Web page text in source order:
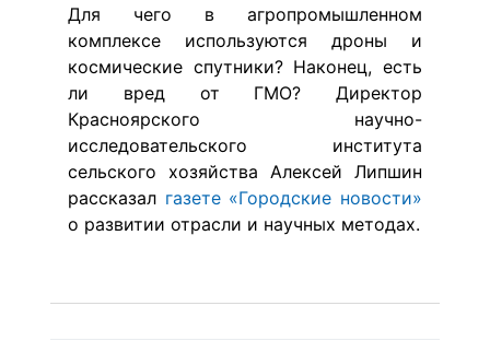
Для чего в агропромышленном
комплексе используются дроны и
космические спутники? Наконец, есть
ли вред от ГМО? Директор
Красноярского научно-
исследовательского института
сельского хозяйства Алексей Липшин
рассказал газете «Городские новости»
о развитии отрасли и научных методах.